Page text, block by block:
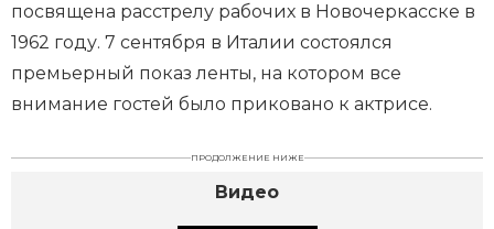
посвящена расстрелу рабочих в Новочеркасске в
1962 году. 7 сентября в Италии состоялся
премьерный показ ленты, на котором все
внимание гостей было приковано к актрисе.
ПРОДОЛЖЕНИЕ НИЖЕ
Видео